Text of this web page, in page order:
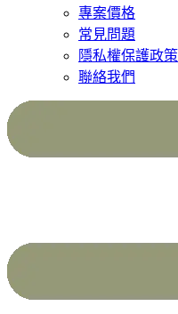
專案價格
常見問題
隱私權保護政策
聯絡我們